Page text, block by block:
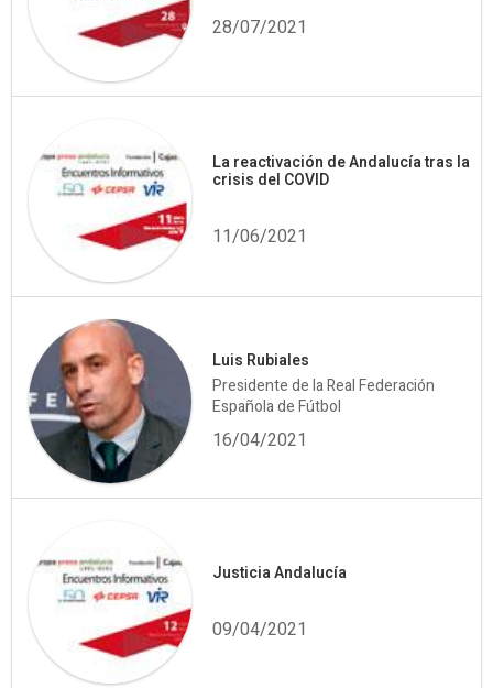
28/07/2021
La reactivación de Andalucía tras la
crisis del COVID
11/06/2021
Luis Rubiales
Presidente de la Real Federación
Española de Fútbol
16/04/2021
Justicia Andalucía
09/04/2021